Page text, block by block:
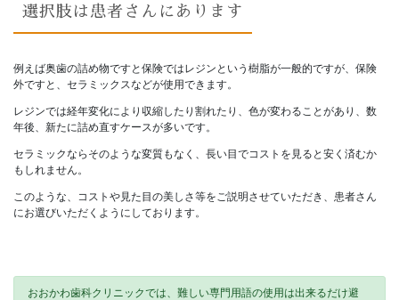
選択肢は患者さんにあります
例えば奥歯の詰め物ですと保険ではレジンという樹脂が一般的ですが、保険
外ですと、セラミックスなどが使用できます。
レジンでは経年変化により収縮したり割れたり、色が変わることがあり、数
年後、新たに詰め直すケースが多いです。
セラミックならそのような変質もなく、長い目でコストを見ると安く済むか
もしれません。
このような、コストや見た目の美しさ等をご説明させていただき、患者さん
にお選びいただくようにしております。
おおかわ歯科クリニックでは、難しい専門用語の使用は出来るだけ避